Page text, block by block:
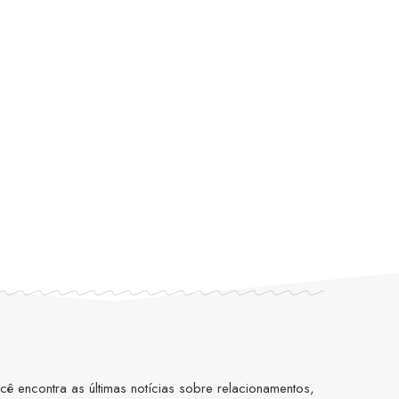
as últimas notícias sobre relacionamentos,